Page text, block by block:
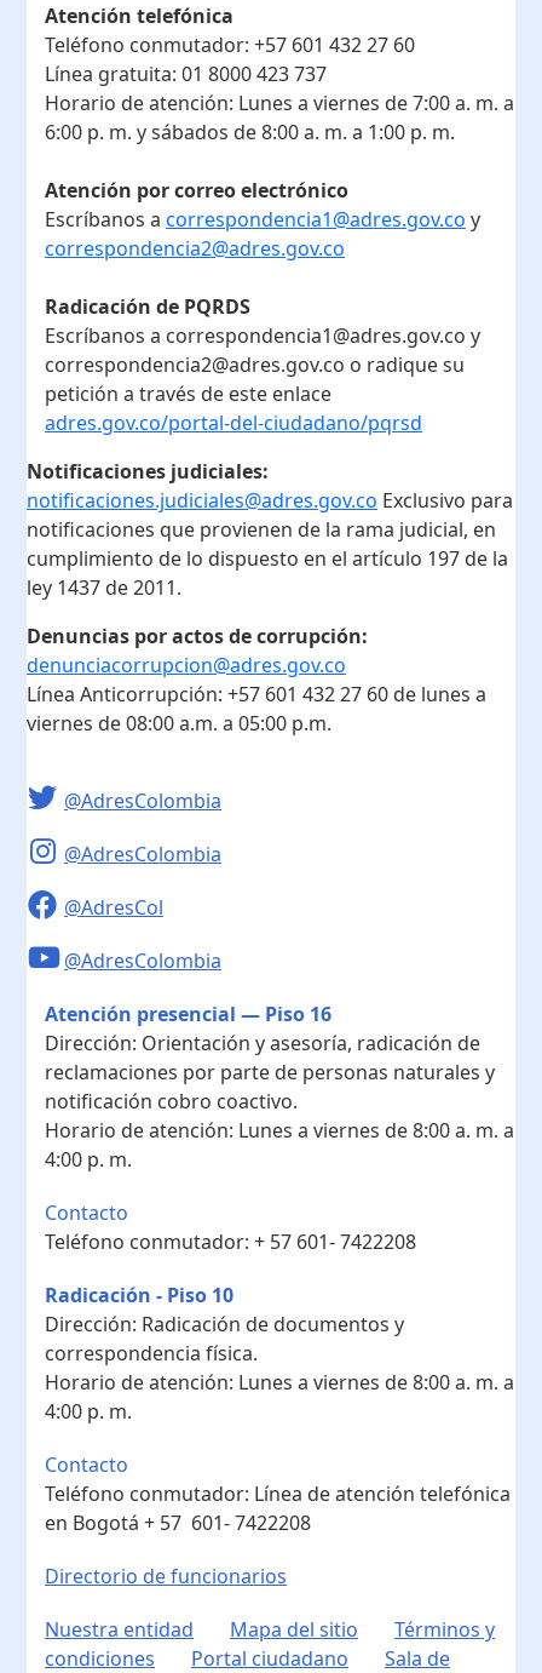
Atención telefónica
Teléfono conmutador: +57 601 432 27 60
Línea gratuita: 01 8000 423 737
Horario de atención: Lunes a viernes de 7:00 a. m. a
6:00 p. m. y sábados de 8:00 a. m. a 1:00 p. m.
Atención por correo electrónico
Escríbanos a correspondencia1@adres.gov.co y
correspondencia2@adres.gov.co
Radicación de PQRDS
Escríbanos a correspondencia1@adres.gov.co y
correspondencia2@adres.gov.co o radique su
petición a través de este enlace
adres.gov.co/portal-del-ciudadano/pqrsd
Notificaciones judiciales:
notificaciones.judiciales@adres.gov.co Exclusivo para
notificaciones que provienen de la rama judicial, en
cumplimiento de lo dispuesto en el artículo 197 de la
ley 1437 de 2011.
Denuncias por actos de corrupción:
denunciacorrupcion@adres.gov.co
Línea Anticorrupción: +57 601 432 27 60 de lunes a
viernes de 08:00 a.m. a 05:00 p.m.
@AdresColombia
@AdresColombia
@AdresCol
@AdresColombia
Atención presencial — Piso 16
Dirección: Orientación y asesoría, radicación de
reclamaciones por parte de personas naturales y
notificación cobro coactivo.
Horario de atención: Lunes a viernes de 8:00 a. m. a
4:00 p. m.
Contacto
Teléfono conmutador: + 57 601- 7422208
Radicación - Piso 10
Dirección: Radicación de documentos y
correspondencia física.
Horario de atención: Lunes a viernes de 8:00 a. m. a
4:00 p. m.
Contacto
Teléfono conmutador: Línea de atención telefónica
en Bogotá ​+ 57 601- 7422208
Directorio de funcionarios
Nuestra entidad
Mapa del sitio
Términos y
condiciones
Portal ciudadano Sala de